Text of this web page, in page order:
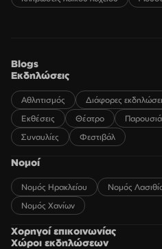
Blogs
Εκδηλώσεις
Αθλητισμός Διάφορες
Εκθέσεις
Θέατρο
Συναυλίες
Φεστιβάλ
Νομοί
Νομός Ηρακλείου Νομός
Νομός Χανίων
Χορηγοί επικοινωνίας
Χώροι εκδηλώσεων